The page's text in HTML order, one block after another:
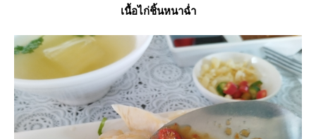
เนื้อไก่ชิ้นหนาฉ่ำ